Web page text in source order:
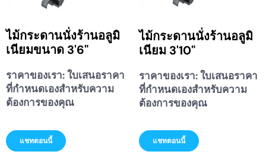
ไม้กระดานนั่งร้านอลูมิ
เนียมขนาด 3'6"
ราคาของเรา:ใบเสนอราคา
ที่กำหนดเองสำหรับความ
ต้องการของคุณ
แชทตอนนี้
ไม้กระดานนั่งร้านอลูมิ
เนียม 3'10"
ราคาของเรา:ใบเสนอราคา
ที่กำหนดเองสำหรับความ
ต้องการของคุณ
แชทตอนนี้